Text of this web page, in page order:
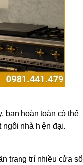
bạn hoàn toàn có thể
ngôi nhà hiện đại.
trang trí nhiều cửa sổ